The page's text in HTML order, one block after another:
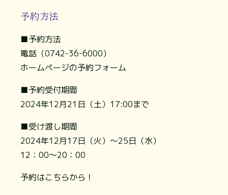
予約方法
■予約方法
電話（0742-36-6000）
ホームページの予約フォーム
■予約受付期間
2024年12月21日（土）17:00まで
■受け渡し期間
2024年12月17日（火）～25日（水）
12：00～20：00
予約はこちらから！